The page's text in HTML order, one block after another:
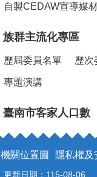
自製CEDAW宣導媒
族群主流化專區
歷屆委員名單 歷次
專題演講
臺南市客家人口數
機關位置圖 隱私權及
更新日期： 115-08-06